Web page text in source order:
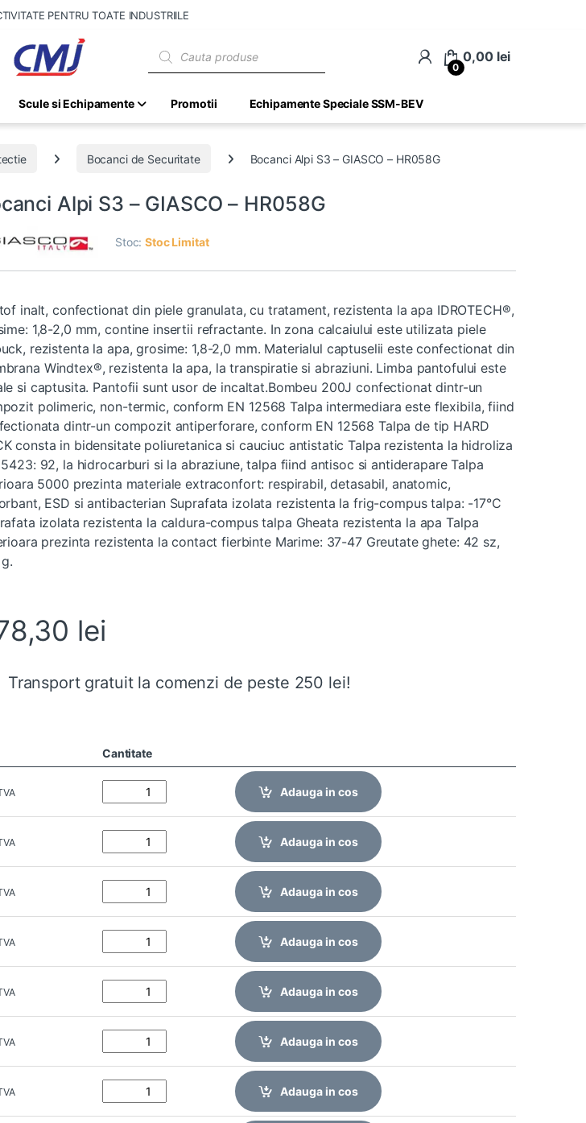
PENTRU TOATE INDUSTRIILE
0
0,00 lei
Scule si Echipamente Promotii Echipamente Speciale SSM-BEV
Bocanci de Securitate Bocanci Alpi S3 – GIASCO – HR058G
Alpi S3 – GIASCO – HR058G
Stoc:Stoc Limitat
inalt, confectionat din piele granulata, cu tratament, rezistenta la apa IDROTECH®,
1,8-2,0 mm, contine insertii refractante. In zona calcaiului este utilizata piele
rezistenta la apa, grosime: 1,8-2,0 mm. Materialul captuselii este confectionat din
Windtex®, rezistenta la apa, la transpiratie si abraziuni. Limba pantofului este
si captusita. Pantofii sunt usor de incaltat.Bombeu 200J confectionat dintr-un
polimeric, non-termic, conform EN 12568 Talpa intermediara este flexibila, fiind
dintr-un compozit antiperforare, conform EN 12568 Talpa de tip HARD
consta in bidensitate poliuretanica si cauciuc antistatic Talpa rezistenta la hidroliza
5423: 92, la hidrocarburi si la abraziune, talpa fiind antisoc si antiderapare Talpa
5000 prezinta materiale extraconfort: respirabil, detasabil, anatomic,
ESD si antibacterian Suprafata izolata rezistenta la frig-compus talpa: -17°C
izolata rezistenta la caldura-compus talpa Gheata rezistenta la apa Talpa
prezinta rezistenta la contact fierbinte Marime: 37-47 Greutate ghete: 42 sz,
lei
Transport gratuit la comenzi de peste 250 lei!
Cantitate
Adauga in cos
Adauga in cos
Adauga in cos
Adauga in cos
Adauga in cos
Adauga in cos
Adauga in cos